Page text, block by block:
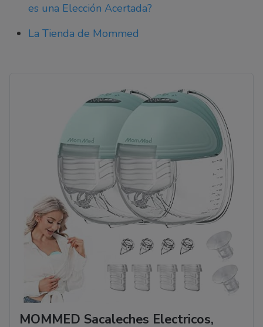
es una Elección Acertada?
La Tienda de Mommed
MOMMED Sacaleches Electricos,